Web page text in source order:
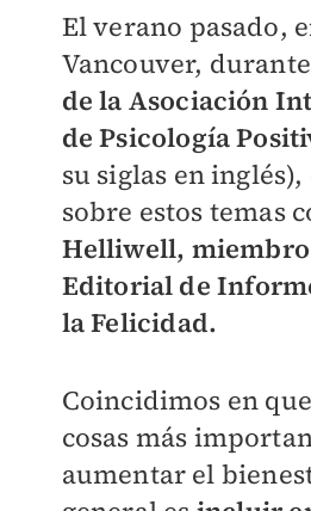
El verano pasado,
Vancouver,
de la Asociación
de Psicología
su siglas en
sobre estos temas
Helliwell, miembro
Editorial de
la Felicidad.
Coincidimos en
cosas más
aumentar el